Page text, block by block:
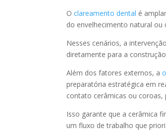
Oclareamento dental é
do envelhecimento natural
Nesses cenários, a
diretamente para a
Além dos fatores externos, a
preparatória estratégica em
contato cerâmicas ou
Isso garante que a cerâmica
um fluxo de trabalho que